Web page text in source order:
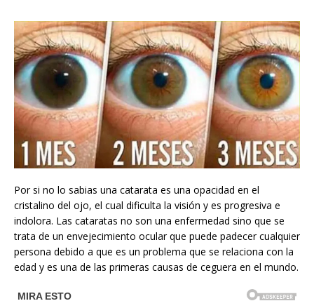
Por si no lo sabias una catarata es una opacidad en el
cristalino del ojo, el cual dificulta la visión y es progresiva e
indolora. Las cataratas no son una enfermedad sino que se
trata de un envejecimiento ocular que puede padecer cualquier
persona debido a que es un problema que se relaciona con la
edad y es una de las primeras causas de ceguera en el mundo.